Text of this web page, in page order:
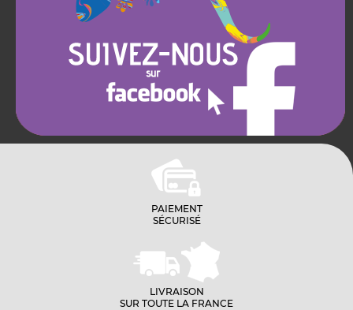
PAIEMENT
SÉCURISÉ
LIVRAISON
SUR TOUTE LA FRANCE